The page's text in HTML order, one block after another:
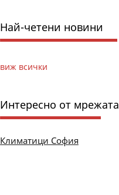
Най-четени новини
виж всички
Интересно от мрежата
Климатици София